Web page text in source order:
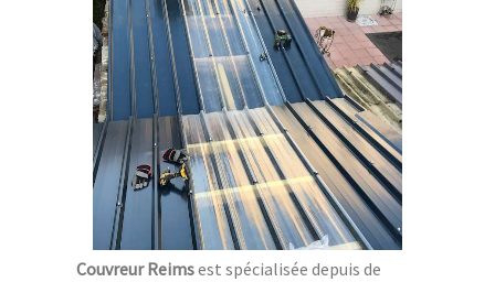
Couvreur Reimsest spécialisée depuis de